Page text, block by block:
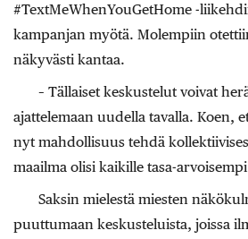
#TextMeWhenYouGetHome -
kampanjan myötä. Molempiin
näkyvästi kantaa.
– Tällaiset keskustelut voivat
ajattelemaan uudella tavalla. Koen,
nyt mahdollisuus tehdä
maailma olisi kaikille tasa-
Saksin mielestä miesten
puuttumaan keskusteluista, joissa